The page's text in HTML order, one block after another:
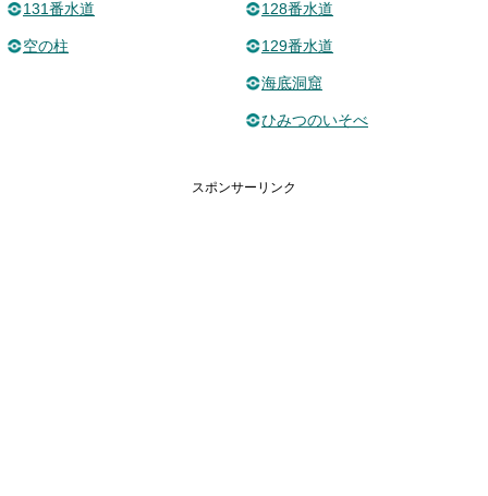
131番水道
空の柱
128番水道
129番水道
海底洞窟
ひみつのいそべ
スポンサーリンク